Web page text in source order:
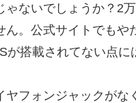
ゃないでしょうか？2
ん。公式サイトでもや
が搭載されてない点に
ヤフォンジャックがな